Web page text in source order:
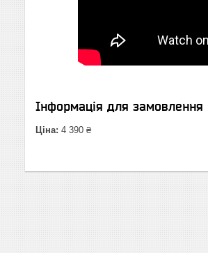
Інформація для замовлення
Ціна: 4 390 ₴